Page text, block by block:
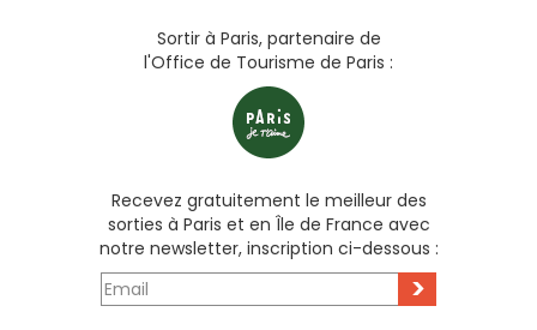
Sortir à Paris, partenaire de
l'Office de Tourisme de Paris :
Recevez gratuitement le meilleur des
sorties à Paris et en Île de France avec
notre newsletter, inscription ci-dessous :
>